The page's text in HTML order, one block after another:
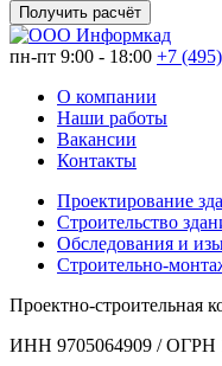
Получить расчёт
пн-пт 9:00 - 18:00 +7
О компании
Наши работы
Вакансии
Контакты
Проектирование
Строительство
Обследования и
Строительно-
Проектно-строительная
ИНН 9705064909 / ОГРН